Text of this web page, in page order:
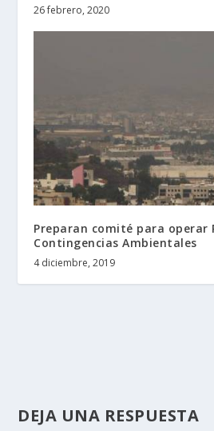
26 febrero, 2020
Preparan comité para operar
Contingencias Ambientales
4 diciembre, 2019
DEJA UNA RESPUESTA